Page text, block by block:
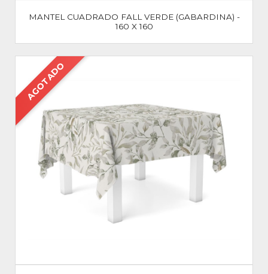
MANTEL CUADRADO FALL VERDE (GABARDINA) -
160 X 160
AGOTADO